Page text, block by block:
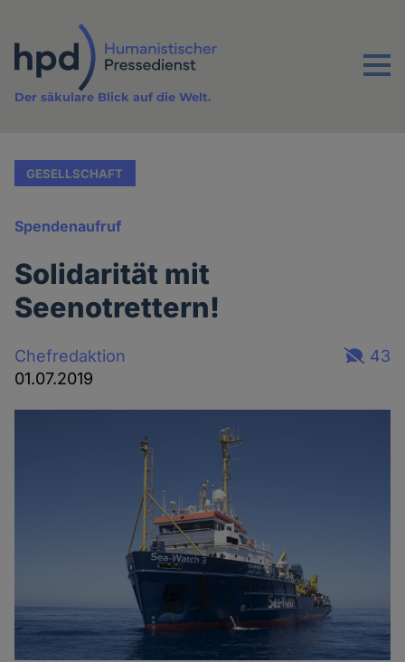
Inhalt
Menu
Der säkulare Blick auf die Welt.
GESELLSCHAFT
Spendenaufruf
Solidarität mit
Seenotrettern!
Chefredaktion
01.07.2019
43